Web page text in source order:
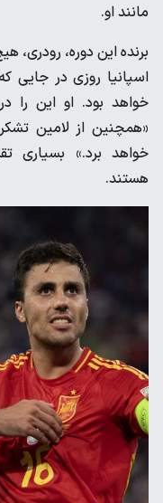
مانند او.
برنده این دوره،
اسپانیا روزی در جایی
خواهد بود. او این را
«همچنین از لامین
خواهد برد.» بسیاری
هستند.